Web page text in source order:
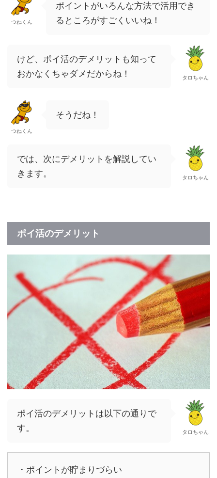
つねくん
ポイントがいろんな方法で活用でき
るところがすごくいいね！
けど、ポイ活のデメリットも知って
おかなくちゃダメだからね！
タロちゃん
つねくん
そうだね！
では、次にデメリットを解説してい
きます。
タロちゃん
ポイ活のデメリット
ポイ活のデメリットは以下の通りで
す。
タロちゃん
・ポイントが貯まりづらい